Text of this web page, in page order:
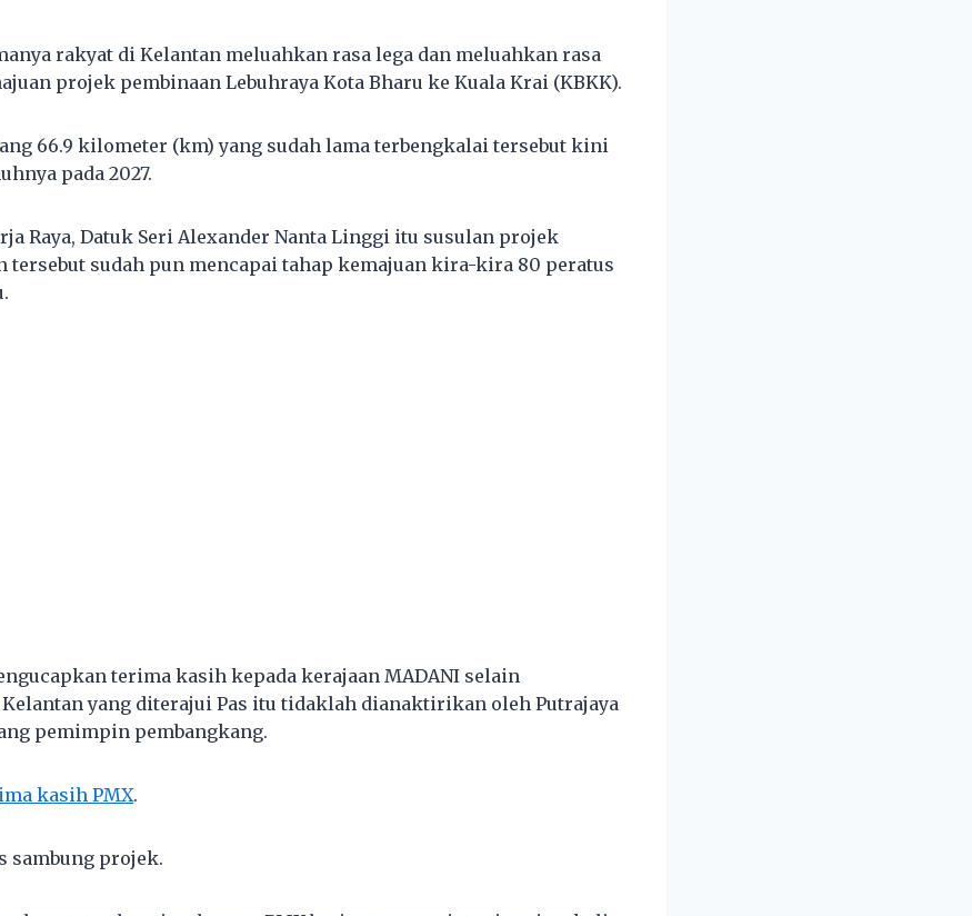
rakyat di Kelantan meluahkan rasa lega dan meluahkan rasa
projek pembinaan Lebuhraya Kota Bharu ke Kuala Krai (KBKK).
66.9 kilometer (km) yang sudah lama terbengkalai tersebut kini
pada 2027.
Raya, Datuk Seri Alexander Nanta Linggi itu susulan projek
tersebut sudah pun mencapai tahap kemajuan kira-kira 80 peratus
terima kasih kepada kerajaan MADANI selain
yang diterajui Pas itu tidaklah dianaktirikan oleh Putrajaya
pemimpin pembangkang.
kasih PMX.
sambung projek.